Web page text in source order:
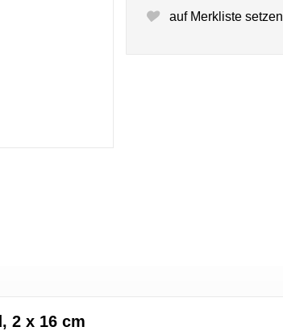
auf Merkliste setzen
2 x 16 cm